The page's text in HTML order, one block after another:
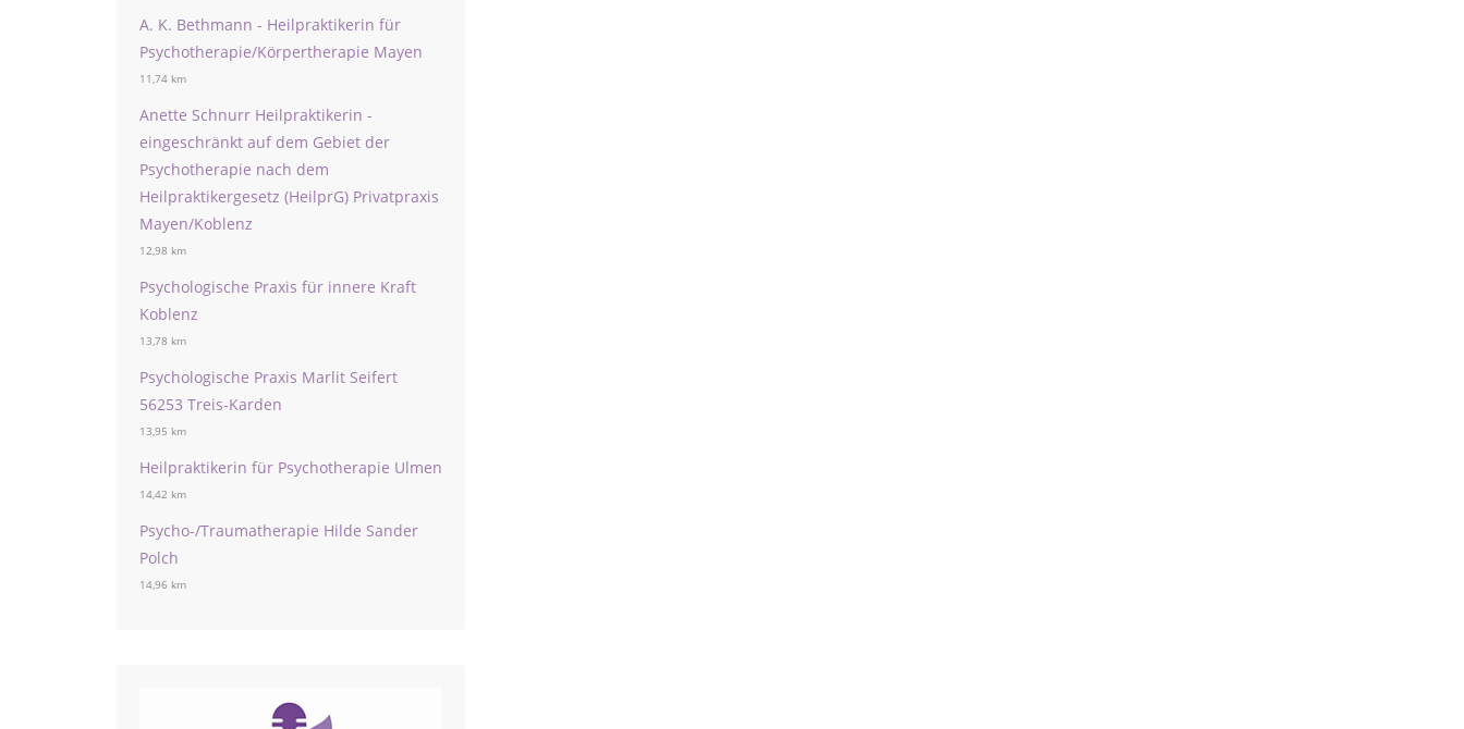
A. K. Bethmann - Heilpraktikerin für
Psychotherapie/Körpertherapie Mayen
11,74 km
Anette Schnurr Heilpraktikerin -
eingeschränkt auf dem Gebiet der
Psychotherapie nach dem
Heilpraktikergesetz (HeilprG) Privatpraxis
Mayen/Koblenz
12,98 km
Psychologische Praxis für innere Kraft
Koblenz
13,78 km
Psychologische Praxis Marlit Seifert
56253 Treis-Karden
13,95 km
Heilpraktikerin für Psychotherapie Ulmen
14,42 km
Psycho-/Traumatherapie Hilde Sander
Polch
14,96 km